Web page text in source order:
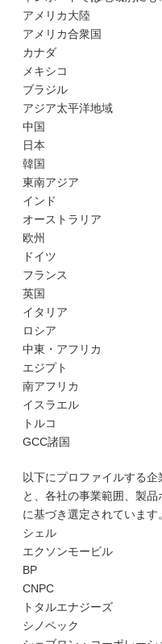
アメリカ大陸
アメリカ合衆国
カナダ
メキシコ
ブラジル
アジア太平洋地域
中国
日本
韓国
東南アジア
インド
オーストラリア
欧州
ドイツ
フランス
英国
イタリア
ロシア
中東・アフリカ
エジプト
南アフリカ
イスラエル
トルコ
GCC諸国
以下にプロファイルする
と、各社の事業範囲、製
に基づき選定されています。
シェル
エクソンモービル
BP
CNPC
トタルエナジーズ
シノペック